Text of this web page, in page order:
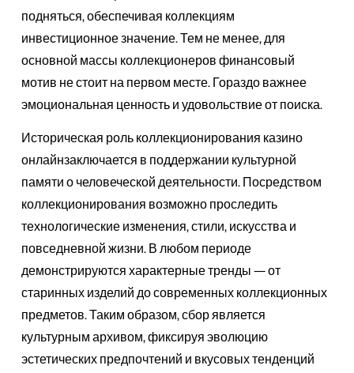
подняться, обеспечивая коллекциям
инвестиционное значение. Тем не менее, для
основной массы коллекционеров финансовый
мотив не стоит на первом месте. Гораздо важнее
эмоциональная ценность и удовольствие от поиска.
Историческая роль коллекционирования казино
онлайнзаключается в поддержании культурной
памяти о человеческой деятельности. Посредством
коллекционирования возможно проследить
технологические изменения, стили, искусства и
повседневной жизни. В любом периоде
демонстрируются характерные тренды — от
старинных изделий до современных коллекционных
предметов. Таким образом, сбор является
культурным архивом, фиксируя эволюцию
эстетических предпочтений и вкусовых тенденций